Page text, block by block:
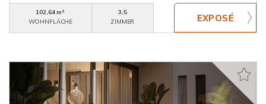
102,64 m²
WOHNFLÄCHE
3,5
ZIMMER